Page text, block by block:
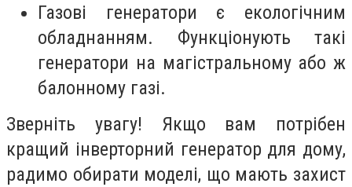
Газові генератори є екологічним
обладнанням. Функціонують такі
генератори на магістральному або ж
балонному газі.
Зверніть увагу! Якщо вам потрібен
кращий інверторний генератор для дому,
радимо обирати моделі, що мають захист